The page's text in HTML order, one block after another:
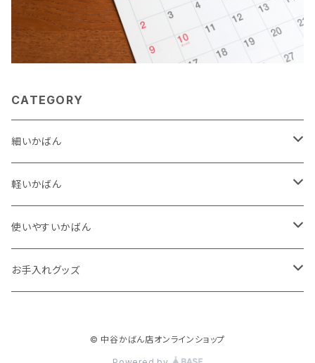
CATEGORY
細いかばん
集金かばん
手さげかばん
肩かけかばん
軽いかばん
レディース
メンズ
使いやすいかばん
強度が高い
お手入れグッズ
© 中谷かばん店オンラインショップ